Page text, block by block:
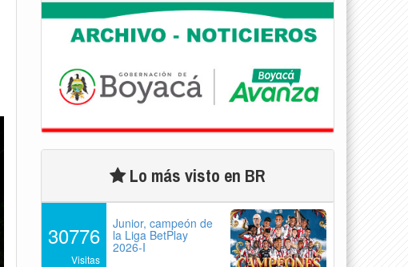
Lo más visto en BR
30776
Visitas
Junior, campeón de
la Liga BetPlay
2026-I